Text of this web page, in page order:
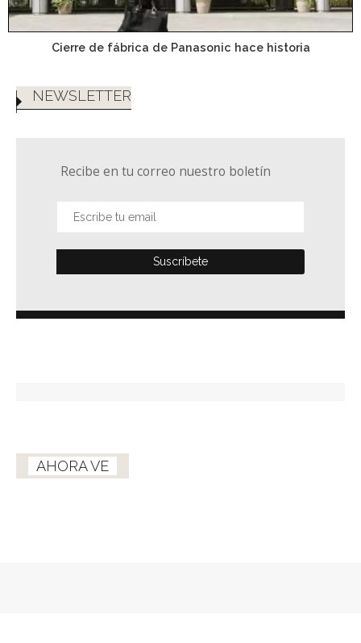
Cierre de fábrica de Panasonic hace historia
NEWSLETTER
Recibe en tu correo nuestro boletín
AHORA VE